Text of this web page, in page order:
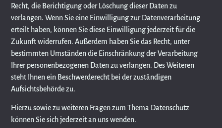
Recht, die Berichtigung oder Löschung dieser Daten zu
verlangen. Wenn Sie eine Einwilligung zur Datenverarbeitung
erteilt haben, können Sie diese Einwilligung jederzeit für die
Zukunft widerrufen. Außerdem haben Sie das Recht, unter
bestimmten Umständen die Einschränkung der Verarbeitung
Ihrer personenbezogenen Daten zu verlangen. Des Weiteren
steht Ihnen ein Beschwerderecht bei der zuständigen
Aufsichtsbehörde zu.
Hierzu sowie zu weiteren Fragen zum Thema Datenschutz
können Sie sich jederzeit an uns wenden.